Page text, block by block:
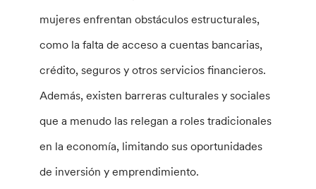
mujeres enfrentan obstáculos estructurales,
como la falta de acceso a cuentas bancarias,
crédito, seguros y otros servicios financieros.
Además, existen barreras culturales y sociales
que a menudo las relegan a roles tradicionales
en la economía, limitando sus oportunidades
de inversión y emprendimiento.